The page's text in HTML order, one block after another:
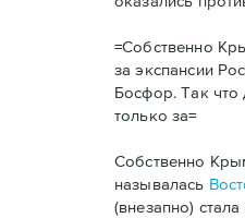
=Собственно
за экспансии
Босфор. Так что
только за=
Собственно
называлась
(внезапно)